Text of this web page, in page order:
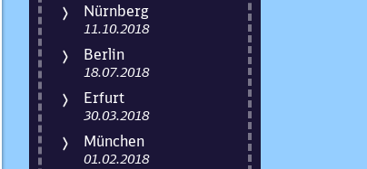
Nürnberg
11.10.2018
Berlin
18.07.2018
Erfurt
30.03.2018
München
01.02.2018